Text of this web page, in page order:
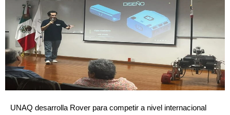
UNAQ desarrolla Rover para competir a nivel internacional